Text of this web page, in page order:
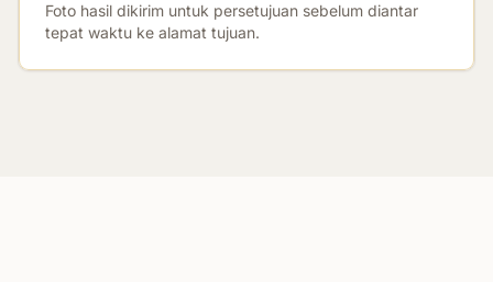
Foto hasil dikirim untuk persetujuan sebelum diantar
tepat waktu ke alamat tujuan.